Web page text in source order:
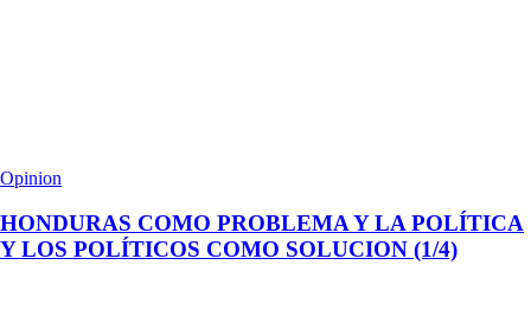
Opinion
HONDURAS COMO PROBLEMA Y LA POLÍTICA
Y LOS POLÍTICOS COMO SOLUCION (1/4)